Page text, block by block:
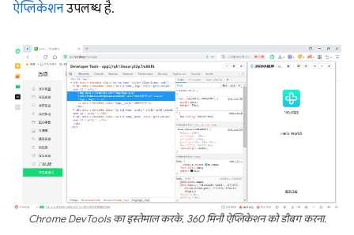
ऐप्लिकेशनउपलब्ध है.
Chrome DevTools का इस्तेमाल करके, 360 मिनी ऐप्लिकेशन को डीबग करना.